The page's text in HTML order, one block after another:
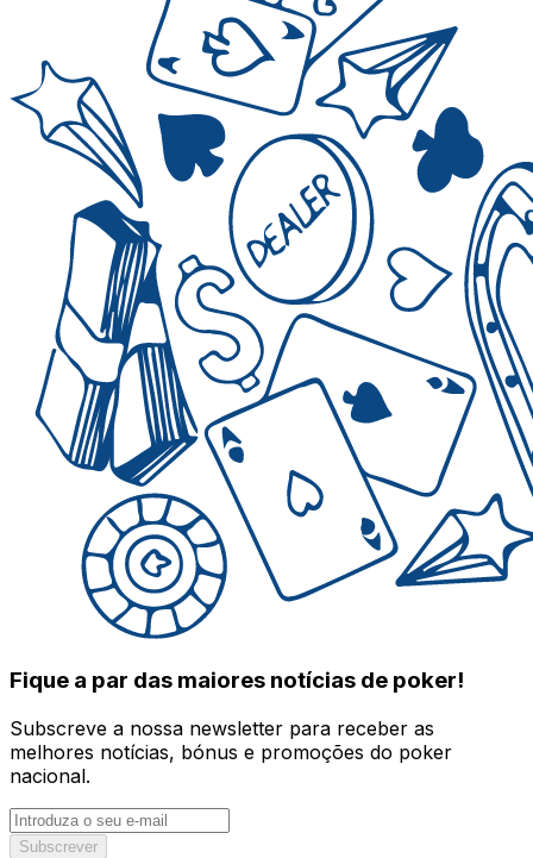
Fique a par das maiores notícias de poker!
Subscreve a nossa newsletter para receber as
melhores notícias, bónus e promoções do poker
nacional.
Subscrever